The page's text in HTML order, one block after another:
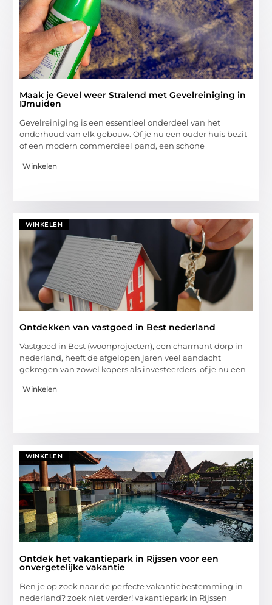
Maak je Gevel weer Stralend met Gevelreiniging in
IJmuiden
Gevelreiniging is een essentieel onderdeel van het
onderhoud van elk gebouw. Of je nu een ouder huis bezit
of een modern commercieel pand, een schone
Winkelen
WINKELEN
Ontdekken van vastgoed in Best nederland
Vastgoed in Best (woonprojecten), een charmant dorp in
nederland, heeft de afgelopen jaren veel aandacht
gekregen van zowel kopers als investeerders. of je nu een
Winkelen
WINKELEN
Ontdek het vakantiepark in Rijssen voor een
onvergetelijke vakantie
Ben je op zoek naar de perfecte vakantiebestemming in
nederland? zoek niet verder! vakantiepark in Rijssen